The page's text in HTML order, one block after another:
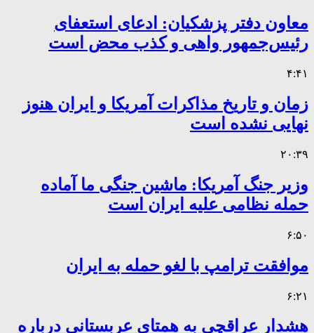
معاون دفتر پزشکیان: ادعای استعفای
رئیس‌جمهور واهی و کذب محض است
۴:۴۱
زمان و تاریخ مذاکرات آمریکا و ایران هنوز
نهایی نشده است
۲۰:۳۹
وزیر جنگ آمریکا: ماشین جنگی ما آماده
حمله نظامی علیه ایران است
۶:۵۰
موافقت ترامپ با لغو حمله به ایران
۶:۲۱
هشدار عراقچی به همتای عربستانی درباره